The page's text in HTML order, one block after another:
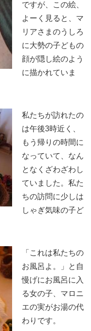
ですが、この絵、
よーく見ると、マ
リアさまのうしろ
に大勢の子どもの
顔が隠し絵のよう
に描かれていま
私たちが訪れたの
は午後3時近く、
もう帰りの時間に
なっていて、なん
となくざわざわし
ていました。私た
ちの訪問に少しは
しゃぎ気味の子ど
「これは私たちの
お風呂よ。」と自
慢げにお風呂に入
る女の子、マロニ
エの実がお湯の代
わりです。